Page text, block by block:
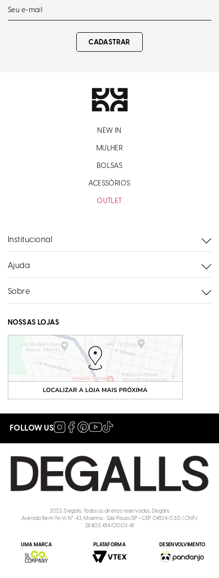
CADASTRAR
NEW IN
MULHER
BOLSAS
ACESSÓRIOS
OUTLET
Institucional
Ajuda
Sobre
NOSSAS LOJAS
FOLLOW US
2023, Degalls, Todos os direitos reservados, Degalls
Avenida Bem-Te-Vi N°: 43, Moema - São Paulo/SP - CEP 04524-030 / CNPJ
28.803.454/0003-81
UMA MARCA PLATAFORMA DESENVOLVIMENTO